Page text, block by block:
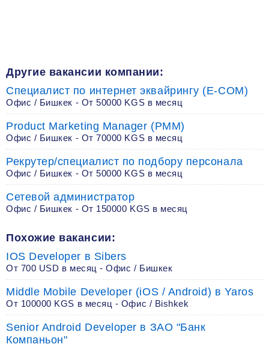
Похожие вакансии:
IOS Developer в Sibers
От 700 USD в месяц - Офис / Бишкек
Middle Mobile Developer (iOS / Android) в Yaros
От 100000 KGS в месяц - Офис / Bishkek
Senior Android Developer в ЗАО "Банк
Компаньон"
Другие вакансии компании:
Специалист по интернет эквайрингу (E-COM)
Офис / Бишкек - От 50000 KGS в месяц
Product Marketing Manager (PMM)
Офис / Бишкек - От 70000 KGS в месяц
Рекрутер/специалист по подбору персонала
Офис / Бишкек - От 50000 KGS в месяц
Сетевой администратор
Офис / Бишкек - От 150000 KGS в месяц